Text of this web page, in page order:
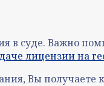
в суде. Важно
лицензии на
Вы